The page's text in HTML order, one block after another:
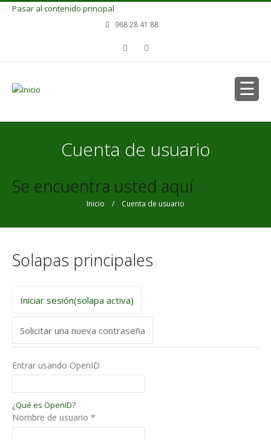
Pasar al contenido principal
968 28 41 88
Cuenta de usuario
Se encuentra usted aquí
Inicio / Cuenta de usuario
Solapas principales
Iniciar sesión(solapa activa)
Solicitar una nueva contraseña
Entrar usando OpenID
¿Qué es OpenID?
Nombre de usuario *